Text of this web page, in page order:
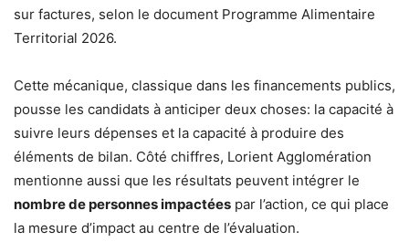
sur factures, selon le document Programme Alimentaire
Territorial 2026.
Cette mécanique, classique dans les financements publics,
pousse les candidats à anticiper deux choses: la capacité à
suivre leurs dépenses et la capacité à produire des
éléments de bilan. Côté chiffres, Lorient Agglomération
mentionne aussi que les résultats peuvent intégrer le
nombre de personnes impactées par l’action, ce qui place
la mesure d’impact au centre de l’évaluation.